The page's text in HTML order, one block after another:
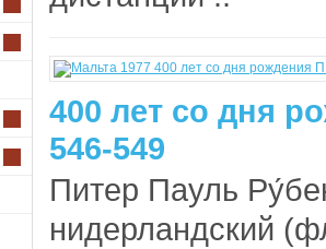
400 лет со дня
546-549
Питер Пауль
нидерландский